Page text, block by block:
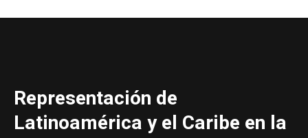
Representación de
Latinoamérica y el Caribe en la